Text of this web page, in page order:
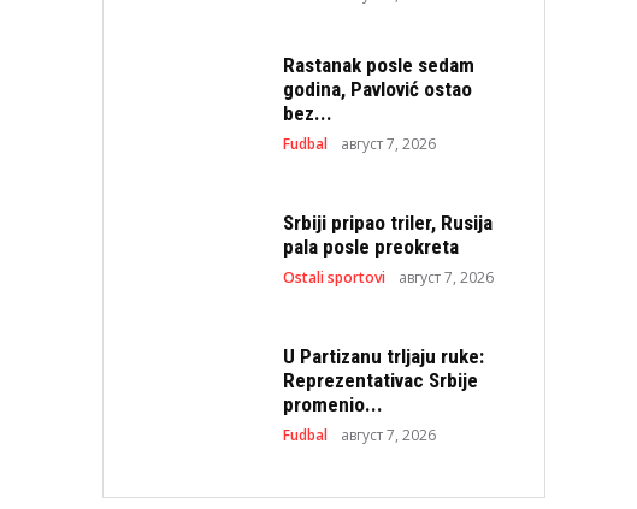
Rastanak posle sedam
godina, Pavlović ostao
bez...
Fudbal август 7, 2026
Srbiji pripao triler, Rusija
pala posle preokreta
Ostali sportovi август 7, 2026
U Partizanu trljaju ruke:
Reprezentativac Srbije
promenio...
Fudbal август 7, 2026